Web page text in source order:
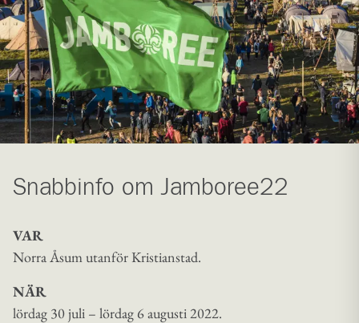
Snabbinfo om Jamboree22
VAR
Norra Åsum utanför Kristianstad.
NÄR
lördag 30 juli – lördag 6 augusti 2022.